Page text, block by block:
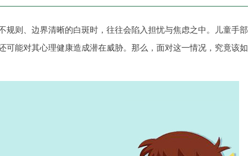
则、边界清晰的白斑时，往往会陷入担忧与焦虑之中。儿童手部
可能对其心理健康造成潜在威胁。那么，面对这一情况，究竟该如